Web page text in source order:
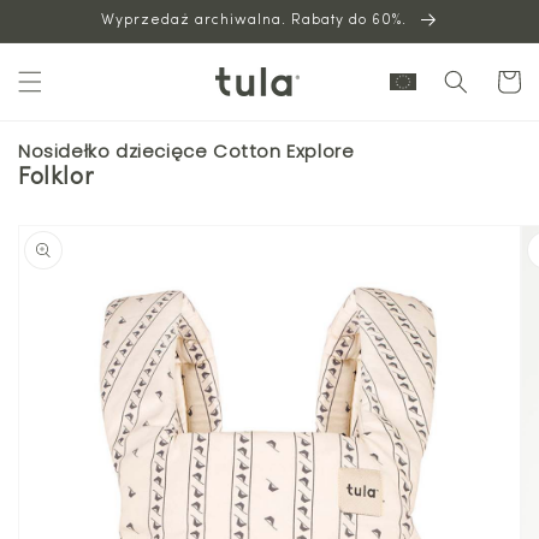
Wyprzedaż archiwalna. Rabaty do 60%.
Wózek
Nosidełko dziecięce Cotton Explore
Folklor
Przejdź
informacji
produkcie